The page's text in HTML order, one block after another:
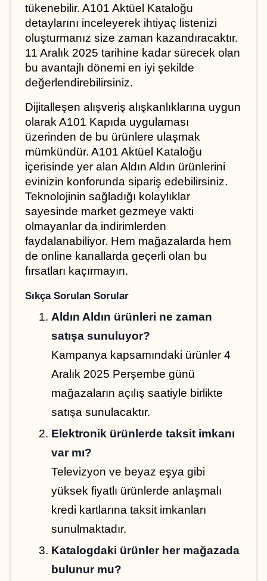
tükenebilir. A101 Aktüel Kataloğu
detaylarını inceleyerek ihtiyaç listenizi
oluşturmanız size zaman kazandıracaktır.
11 Aralık 2025 tarihine kadar sürecek olan
bu avantajlı dönemi en iyi şekilde
değerlendirebilirsiniz.
Dijitalleşen alışveriş alışkanlıklarına uygun
olarak A101 Kapıda uygulaması
üzerinden de bu ürünlere ulaşmak
mümkündür. A101 Aktüel Kataloğu
içerisinde yer alan Aldın Aldın ürünlerini
evinizin konforunda sipariş edebilirsiniz.
Teknolojinin sağladığı kolaylıklar
sayesinde market gezmeye vakti
olmayanlar da indirimlerden
faydalanabiliyor. Hem mağazalarda hem
de online kanallarda geçerli olan bu
fırsatları kaçırmayın.
Sıkça Sorulan Sorular
Aldın Aldın ürünleri ne zaman
satışa sunuluyor?
Kampanya kapsamındaki ürünler 4
Aralık 2025 Perşembe günü
mağazaların açılış saatiyle birlikte
satışa sunulacaktır.
Elektronik ürünlerde taksit imkanı
var mı?
Televizyon ve beyaz eşya gibi
yüksek fiyatlı ürünlerde anlaşmalı
kredi kartlarına taksit imkanları
sunulmaktadır.
Katalogdaki ürünler her mağazada
bulunur mu?